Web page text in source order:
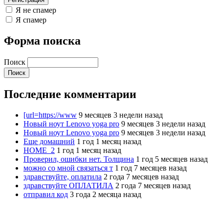
Я не спамер
Я спамер
Форма поиска
Поиск
Последние комментарии
[url=https://www 9 месяцев 3 недели назад
Новый ноут Lenovo yoga pro 9 месяцев 3 недели назад
Новый ноут Lenovo yoga pro 9 месяцев 3 недели назад
Еще домашний 1 год 1 месяц назад
HOME_2 1 год 1 месяц назад
Проверил, ошибки нет. Толщина 1 год 5 месяцев назад
можно со мной связаться т 1 год 7 месяцев назад
здравствуйте, оплатила 2 года 7 месяцев назад
здравствуйте ОПЛАТИЛА 2 года 7 месяцев назад
отправил код 3 года 2 месяца назад